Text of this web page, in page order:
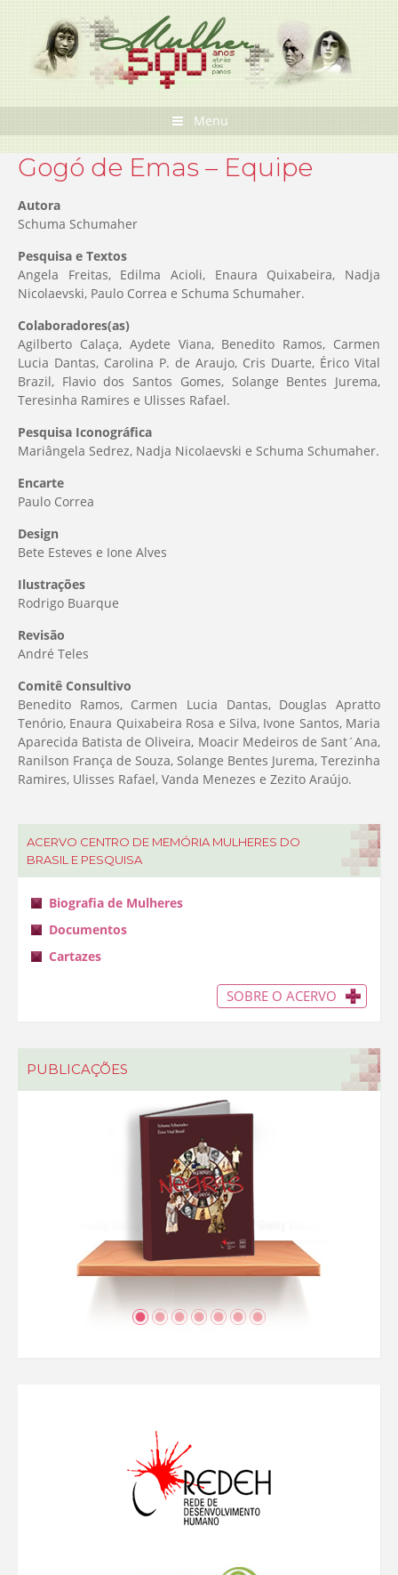
conteúdo
Menu
Gogó de Emas – Equipe
Autora
Schuma Schumaher
Pesquisa e Textos
Angela Freitas, Edilma Acioli, Enaura Quixabeira, Nadja
Nicolaevski, Paulo Correa e Schuma Schumaher.
Colaboradores(as)
Agilberto Calaça, Aydete Viana, Benedito Ramos, Carmen
Lucia Dantas, Carolina P. de Araujo, Cris Duarte, Érico Vital
Brazil, Flavio dos Santos Gomes, Solange Bentes Jurema,
Teresinha Ramires e Ulisses Rafael.
Pesquisa Iconográfica
Mariângela Sedrez, Nadja Nicolaevski e Schuma Schumaher.
Encarte
Paulo Correa
Design
Bete Esteves e Ione Alves
Ilustrações
Rodrigo Buarque
Revisão
André Teles
Comitê Consultivo
Benedito Ramos, Carmen Lucia Dantas, Douglas Apratto
Tenório, Enaura Quixabeira Rosa e Silva, Ivone Santos, Maria
Aparecida Batista de Oliveira, Moacir Medeiros de Sant´Ana,
Ranilson França de Souza, Solange Bentes Jurema, Terezinha
Ramires, Ulisses Rafael, Vanda Menezes e Zezito Araújo.
ACERVO CENTRO DE MEMÓRIA MULHERES DO
BRASIL E PESQUISA
Biografia de Mulheres
Documentos
Cartazes
SOBRE O ACERVO
PUBLICAÇÕES